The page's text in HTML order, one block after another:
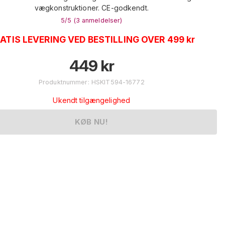
vægkonstruktioner. CE-godkendt.
5/5 (3 anmeldelser)
LEVERING VED BESTILLING OVER 499 kr
449 kr
Produktnummer: HSKIT594-16772
Ukendt tilgængelighed
KØB NU!